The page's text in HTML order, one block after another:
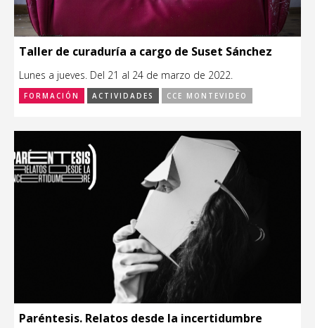
Taller de curaduría a cargo de Suset Sánchez
Lunes a jueves. Del 21 al 24 de marzo de 2022.
FORMACIÓN ACTIVIDADES CCE MONTEVIDEO
Paréntesis. Relatos desde la incertidumbre